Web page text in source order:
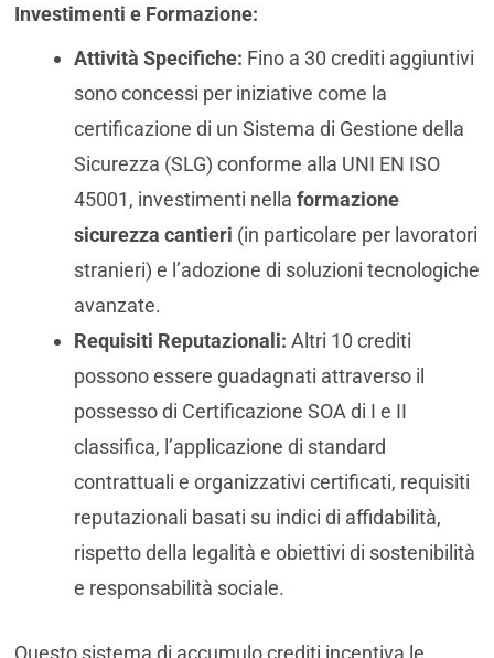
Investimenti e Formazione:
Attività Specifiche: Fino a 30 crediti aggiuntivi
sono concessi per iniziative come la
certificazione di un Sistema di Gestione della
Sicurezza (SLG) conforme alla UNI EN ISO
45001, investimenti nella formazione
sicurezza cantieri (in particolare per lavoratori
stranieri) e l’adozione di soluzioni tecnologiche
avanzate.
Requisiti Reputazionali: Altri 10 crediti
possono essere guadagnati attraverso il
possesso di Certificazione SOA di I e II
classifica, l’applicazione di standard
contrattuali e organizzativi certificati, requisiti
reputazionali basati su indici di affidabilità,
rispetto della legalità e obiettivi di sostenibilità
e responsabilità sociale.
Questo sistema di accumulo crediti incentiva le